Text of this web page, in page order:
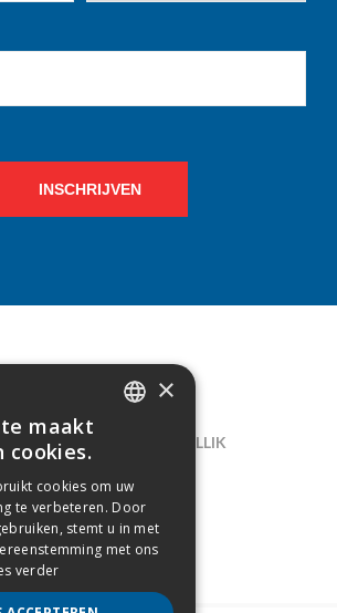
INSCHRIJVEN
CONTACT
LELIEGAARDE 22, B-1731 ZELLIK
02/238.10.11
INFO@CREAMODA.BE
BE0407.694.265
×
maakt
cookies.
cookies om uw
te verbeteren. Door
stemt u in met
met ons
verder